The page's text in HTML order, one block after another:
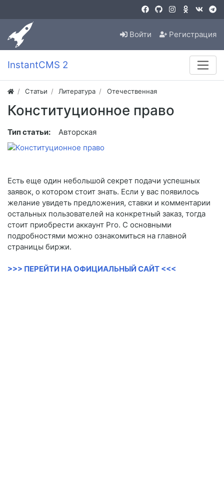
Войти Регистрация
InstantCMS 2
Статьи Литература Отечественная
Конституционное право
Тип статьи: Авторская
Есть еще один небольшой секрет подачи успешных
заявок, о котором стоит знать. Если у вас появилось
желание увидеть предложения, ставки и комментарии
остальных пользователей на конкретный заказ, тогда
стоит приобрести аккаунт Pro. С основными
подробностями можно ознакомиться на главной
страницы биржи.
>>> ПЕРЕЙТИ НА ОФИЦИАЛЬНЫЙ САЙТ <<<